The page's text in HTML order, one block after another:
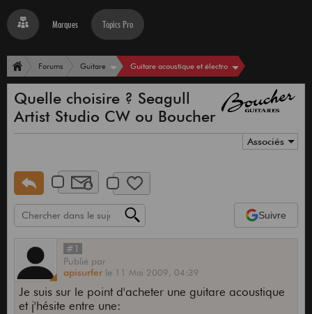
Marques Topics Pro
Forums Guitare Guitare acoustique et électro
Quelle choisire ? Seagull
Artist Studio CW ou Boucher
Associés
Suivre
#1
Publié par
apisurfer le 11 Mai 2009, 04:39
Je suis sur le point d'acheter une guitare acoustique
et j'hésite entre une: